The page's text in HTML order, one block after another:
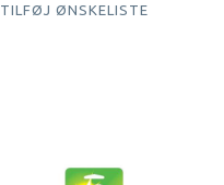
TILFØJ ØNSKELISTE